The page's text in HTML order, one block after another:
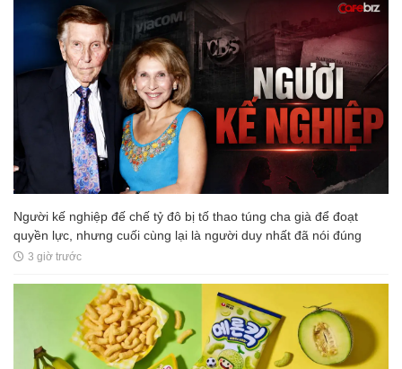
Người kế nghiệp đế chế tỷ đô bị tố thao túng cha già để đoạt
quyền lực, nhưng cuối cùng lại là người duy nhất đã nói đúng
3 giờ trước